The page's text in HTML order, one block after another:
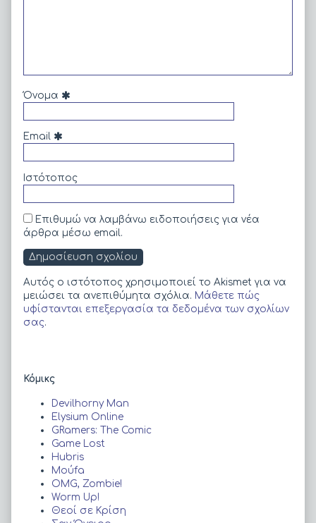
Όνομα
Email
Ιστότοπος
Επιθυμώ να λαμβάνω ειδοποιήσεις για νέα
άρθρα μέσω email.
Αυτός ο ιστότοπος χρησιμοποιεί το Akismet για να
μειώσει τα ανεπιθύμητα σχόλια. Μάθετε πώς
υφίστανται επεξεργασία τα δεδομένα των σχολίων
σας.
Primary
Sidebar
Κόμικς
Devilhorny Man
Elysium Online
GRamers: The Comic
Game Lost
Hubris
Moύfa
OMG, Zombie!
Worm Up!
Θεοί σε Κρίση